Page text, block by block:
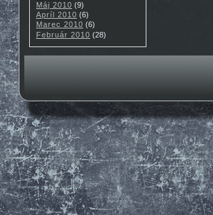
Máj 2010 (9)
Apríl 2010 (6)
Marec 2010 (6)
Február 2010 (28)